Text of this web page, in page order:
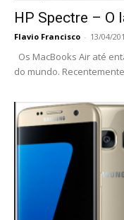
HP Spectre – O
Flavio Francisco - 13/04/
Os MacBooks Air até
do mundo.